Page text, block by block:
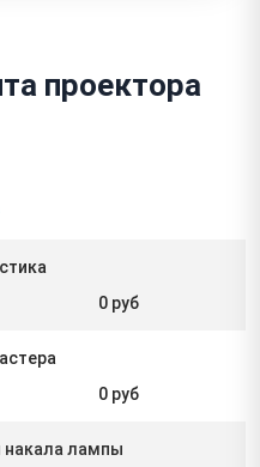
проектора
0 руб
0 руб
лампы